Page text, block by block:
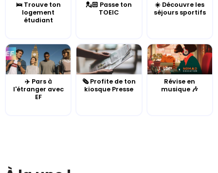
🛌 Trouve ton
logement
étudiant
💂🏻 Passe ton
TOEIC
☀️ Découvre les
séjours sportifs
✈️ Pars à
l'étranger avec
EF
🗞️ Profite de ton
kiosque Presse
Révise en
musique 🎶